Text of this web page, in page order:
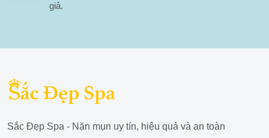
giả.
Sắc Đẹp Spa - Nặn mụn uy tín, hiệu quả và an toàn